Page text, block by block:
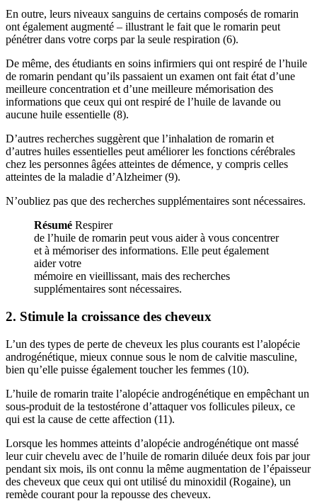
En outre, leurs niveaux sanguins de certains composés de romarin
ont également augmenté – illustrant le fait que le romarin peut
pénétrer dans votre corps par la seule respiration (6).
De même, des étudiants en soins infirmiers qui ont respiré de l’huile
de romarin pendant qu’ils passaient un examen ont fait état d’une
meilleure concentration et d’une meilleure mémorisation des
informations que ceux qui ont respiré de l’huile de lavande ou
aucune huile essentielle (8).
D’autres recherches suggèrent que l’inhalation de romarin et
d’autres huiles essentielles peut améliorer les fonctions cérébrales
chez les personnes âgées atteintes de démence, y compris celles
atteintes de la maladie d’Alzheimer (9).
N’oubliez pas que des recherches supplémentaires sont nécessaires.
Résumé Respirer
de l’huile de romarin peut vous aider à vous concentrer
et à mémoriser des informations. Elle peut également
aider votre
mémoire en vieillissant, mais des recherches
supplémentaires sont nécessaires.
2. Stimule la croissance des cheveux
L’un des types de perte de cheveux les plus courants est l’alopécie
androgénétique, mieux connue sous le nom de calvitie masculine,
bien qu’elle puisse également toucher les femmes (10).
L’huile de romarin traite l’alopécie androgénétique en empêchant un
sous-produit de la testostérone d’attaquer vos follicules pileux, ce
qui est la cause de cette affection (11).
Lorsque les hommes atteints d’alopécie androgénétique ont massé
leur cuir chevelu avec de l’huile de romarin diluée deux fois par jour
pendant six mois, ils ont connu la même augmentation de l’épaisseur
des cheveux que ceux qui ont utilisé du minoxidil (Rogaine), un
remède courant pour la repousse des cheveux.